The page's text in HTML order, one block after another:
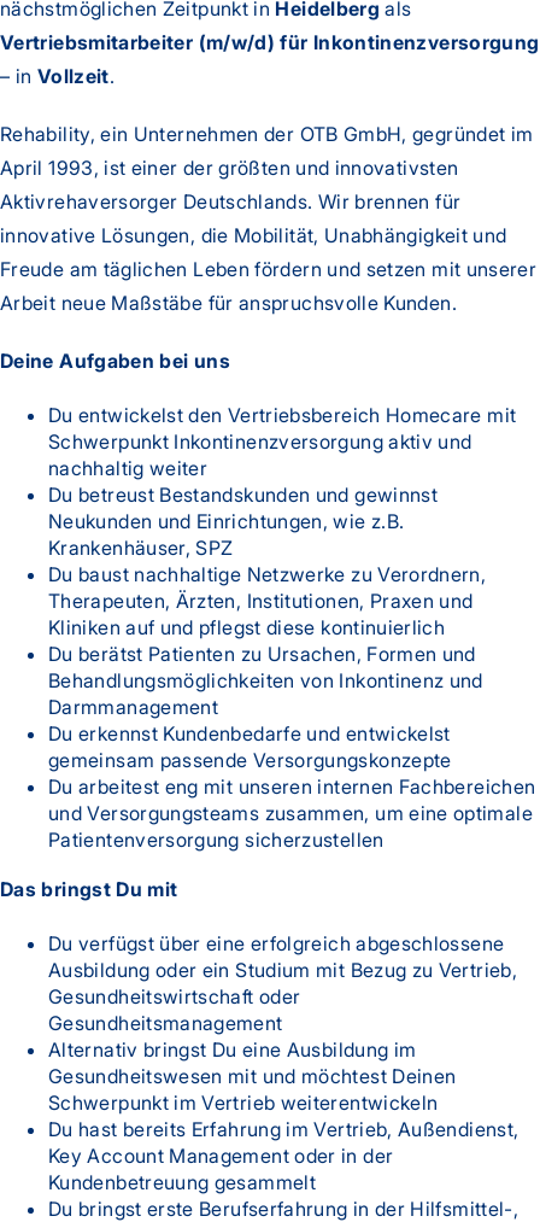
nächstmöglichen Zeitpunkt in Heidelberg als
Vertriebsmitarbeiter (m/w/d) für Inkontinenzversorgung
– in Vollzeit.
Rehability, ein Unternehmen der OTB GmbH, gegründet im
April 1993, ist einer der größten und innovativsten
Aktivrehaversorger Deutschlands. Wir brennen für
innovative Lösungen, die Mobilität, Unabhängigkeit und
Freude am täglichen Leben fördern und setzen mit unserer
Arbeit neue Maßstäbe für anspruchsvolle Kunden.
Deine Aufgaben bei uns
Du entwickelst den Vertriebsbereich Homecare mit
Schwerpunkt Inkontinenzversorgung aktiv und
nachhaltig weiter
Du betreust Bestandskunden und gewinnst
Neukunden und Einrichtungen, wie z.B.
Krankenhäuser, SPZ
Du baust nachhaltige Netzwerke zu Verordnern,
Therapeuten, Ärzten, Institutionen, Praxen und
Kliniken auf und pflegst diese kontinuierlich
Du berätst Patienten zu Ursachen, Formen und
Behandlungsmöglichkeiten von Inkontinenz und
Darmmanagement
Du erkennst Kundenbedarfe und entwickelst
gemeinsam passende Versorgungskonzepte
Du arbeitest eng mit unseren internen Fachbereichen
und Versorgungsteams zusammen, um eine optimale
Patientenversorgung sicherzustellen
Das bringst Du mit
Du verfügst über eine erfolgreich abgeschlossene
Ausbildung oder ein Studium mit Bezug zu Vertrieb,
Gesundheitswirtschaft oder
Gesundheitsmanagement
Alternativ bringst Du eine Ausbildung im
Gesundheitswesen mit und möchtest Deinen
Schwerpunkt im Vertrieb weiterentwickeln
Du hast bereits Erfahrung im Vertrieb, Außendienst,
Key Account Management oder in der
Kundenbetreuung gesammelt
Du bringst erste Berufserfahrung in der Hilfsmittel-,